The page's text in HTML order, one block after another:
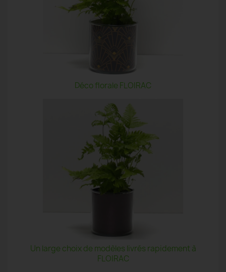
Déco florale FLOIRAC
Un large choix de modèles livrés rapidement à
FLOIRAC